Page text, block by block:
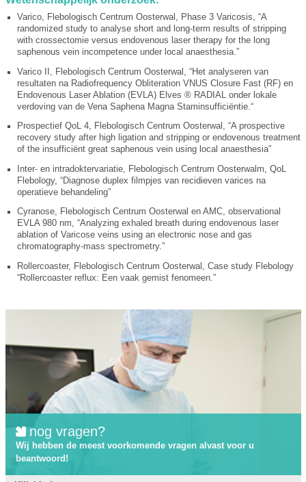
Varico, Flebologisch Centrum Oosterwal, Phase 3 Varicosis, “A
randomized study to analyse short and long-term results of stripping
with crossectomie versus endovenous laser therapy for the long
saphenous vein incompetence under local anaesthesia.”
Varico II, Flebologisch Centrum Oosterwal, “Het analyseren van
resultaten na Radiofrequency Obliteration VNUS Closure Fast (RF) en
Endovenous Laser Ablation (EVLA) Elves ® RADIAL onder lokale
verdoving van de Vena Saphena Magna Staminsufficiëntie.“
Prospectief QoL 4, Flebologisch Centrum Oosterwal, “A prospective
recovery study after high ligation and stripping or endovenous treatment
of the insufficiënt great saphenous vein using local anaesthesia”
Inter- en intradoktervariatie, Flebologisch Centrum Oosterwalm, QoL
Flebology, “Diagnose duplex filmpjes van recidieven varices na
operatieve behandeling”
Cyranose, Flebologisch Centrum Oosterwal en AMC, observational
EVLA 980 nm, “Analyzing exhaled breath during endovenous laser
ablation of Varicose veins using an electronic nose and gas
chromatography-mass spectrometry.”
Rollercoaster, Flebologisch Centrum Oosterwal, Case study Flebology
“Rollercoaster reflux: Een vaak gemist fenomeen.”
nog vragen?
Wij hebben de meest voorkomende vragen alvast voor u
beantwoord!